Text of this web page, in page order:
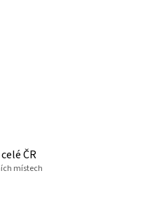
ČR
místech